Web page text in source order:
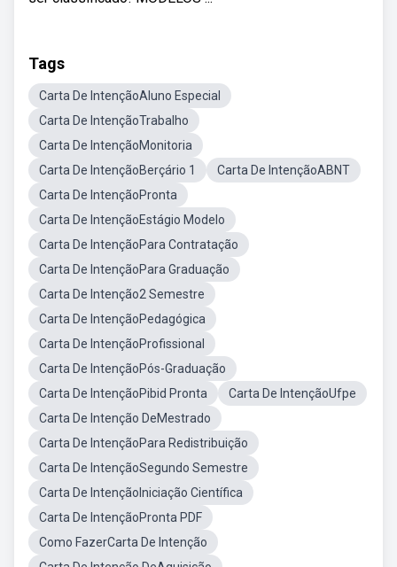
Tags
Carta De IntençãoAluno Especial
Carta De IntençãoTrabalho
Carta De IntençãoMonitoria
Carta De IntençãoBerçário 1
Carta De IntençãoABNT
Carta De IntençãoPronta
Carta De IntençãoEstágio Modelo
Carta De IntençãoPara Contratação
Carta De IntençãoPara Graduação
Carta De Intenção2 Semestre
Carta De IntençãoPedagógica
Carta De IntençãoProfissional
Carta De IntençãoPós-Graduação
Carta De IntençãoPibid Pronta
Carta De IntençãoUfpe
Carta De Intenção DeMestrado
Carta De IntençãoPara Redistribuição
Carta De IntençãoSegundo Semestre
Carta De IntençãoIniciação Científica
Carta De IntençãoPronta PDF
Como FazerCarta De Intenção